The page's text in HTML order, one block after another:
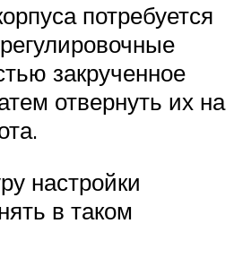
потребуется
закрученное
отвернуть их на
настройки
в таком